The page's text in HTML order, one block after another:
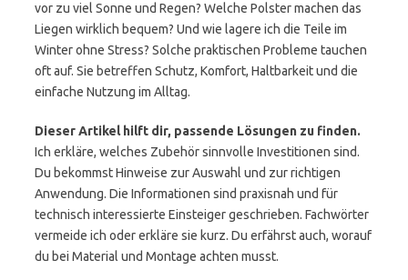
vor zu viel Sonne und Regen? Welche Polster machen das
Liegen wirklich bequem? Und wie lagere ich die Teile im
Winter ohne Stress? Solche praktischen Probleme tauchen
oft auf. Sie betreffen Schutz, Komfort, Haltbarkeit und die
einfache Nutzung im Alltag.
Dieser Artikel hilft dir, passende Lösungen zu finden.
Ich erkläre, welches Zubehör sinnvolle Investitionen sind.
Du bekommst Hinweise zur Auswahl und zur richtigen
Anwendung. Die Informationen sind praxisnah und für
technisch interessierte Einsteiger geschrieben. Fachwörter
vermeide ich oder erkläre sie kurz. Du erfährst auch, worauf
du bei Material und Montage achten musst.